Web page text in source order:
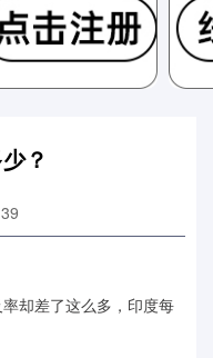
？
却差了这么多，印度每